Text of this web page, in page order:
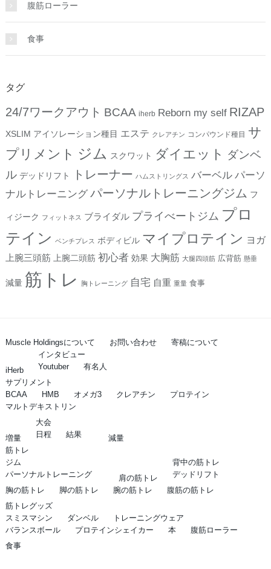
腹筋ローラー
食事
タグ
24/7ワークアウト BCAA iherb Reborn my self RIZAP
XSLIM アイソレーション種目 エステ クレアチン コンパウンド種目 サ
プリメント ジム スクワット ダイエット ダンベ
ル デッドリフト トレーナー ハムストリングス バーベル パーソ
ナルトレーニング パーソナルトレーニングジム フ
ィジーク フィットネス ブライダル プライべートジム プロ
テイン ベンチプレス ボディビル マイプロテイン ヨガ
上腕三頭筋
上腕二頭筋 初心者 効果 大胸筋 大腿四頭筋 広背筋 懸垂
減量 筋トレ 胸トレーニング 自宅 自重 重量 食事
Muscle Holdingsについて お問い合わせ 寄稿について
iHerb
インタビュー
Youtuber
有名人
サプリメント
BCAA
HMB オメガ3 クレアチン
プロテイン
マルトデキストリン
増量
大会
日程
結果
減量
筋トレ
ジム
パーソナルトレーニング
肩の筋トレ
背中の筋トレ
デッドリフト
胸の筋トレ
脚の筋トレ 腕の筋トレ
腹筋の筋トレ
筋トレグッズ
スミスマシン
ダンベル
トレーニングウェア
バランスボール
プロテインシェイカー 本
腹筋ローラー
食事